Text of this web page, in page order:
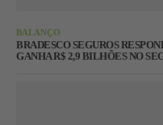
BALANÇO
BRADESCO SEGUROS
GANHA R$ 2,9 BILHÕES NO